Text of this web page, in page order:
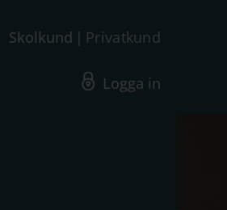
Skolkund Privatkund
Logga in